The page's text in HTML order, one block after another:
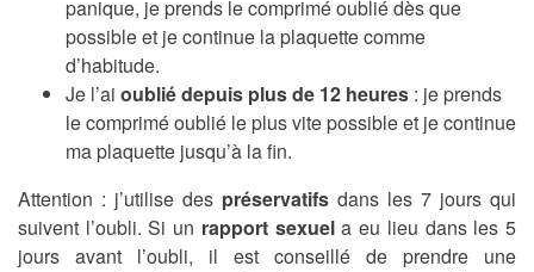
panique, je prends le comprimé oublié dès que
possible et je continue la plaquette comme
d’habitude.
Je l’ai oublié depuis plus de 12 heures : je prends
le comprimé oublié le plus vite possible et je continue
ma plaquette jusqu’à la fin.
Attention : j’utilise des préservatifs dans les 7 jours qui
suivent l’oubli. Si un rapport sexuela eu lieu dans les 5
jours avant l’oubli, il est conseillé de prendre une